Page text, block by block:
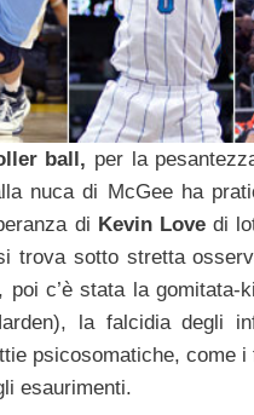
ball, per la
nuca di McGee ha
di Kevin Love di
trova sotto stretta
poi c’è stata la gomitata-
la falcidia degli
psicosomatiche, come
esaurimenti.